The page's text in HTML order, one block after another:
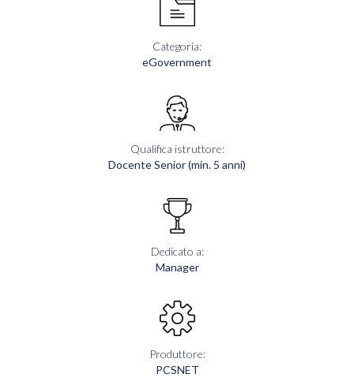
Categoria:
eGovernment
Qualifica istruttore:
Docente Senior (min. 5 anni)
Dedicato a:
Manager
Produttore:
PCSNET